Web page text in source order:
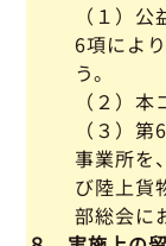
（１）
6項によ
う。
（２）
（３）
事業所を
び陸上貨
部総会に